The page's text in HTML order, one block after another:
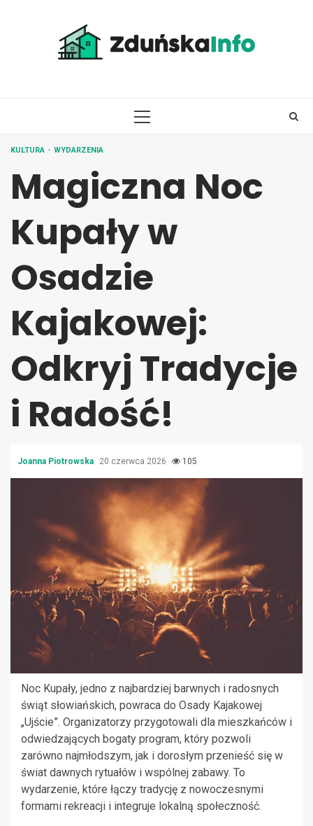
PRIMARY
KULTURA WYDARZENIA
Magiczna Noc
Kupały w
Osadzie
Kajakowej:
Odkryj Tradycje
i Radość!
Joanna Piotrowska 20 czerwca 2026 105
Noc Kupały, jedno z najbardziej barwnych i radosnych
świąt słowiańskich, powraca do Osady Kajakowej
„Ujście”. Organizatorzy przygotowali dla mieszkańców i
odwiedzających bogaty program, który pozwoli
zarówno najmłodszym, jak i dorosłym przenieść się w
świat dawnych rytuałów i wspólnej zabawy. To
wydarzenie, które łączy tradycję z nowoczesnymi
formami rekreacji i integruje lokalną społeczność.